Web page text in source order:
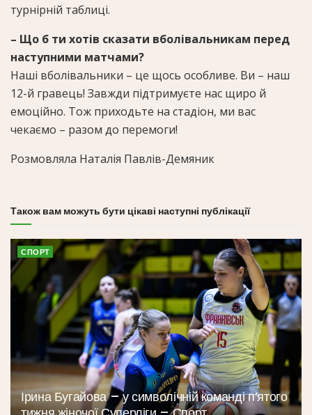
турнірній таблиці.
– Що б ти хотів сказати вболівальникам перед
наступними матчами?
Наші вболівальники – це щось особливе. Ви – наш
12-й гравець! Завжди підтримуєте нас щиро й
емоційно. Тож приходьте на стадіон, ми вас
чекаємо – разом до перемоги!
Розмовляла Наталія Павлів-Демяник
Також вам можуть бути цікаві наступні публікації
СПОРТ
Ірина Бугайова – у символічній команді п’ятого